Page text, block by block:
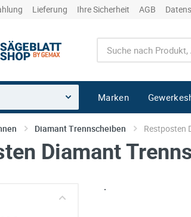
Lieferung Ihre Sicherheit AGB
Marken
Diamant Trennscheiben Restposten
Diamant
.